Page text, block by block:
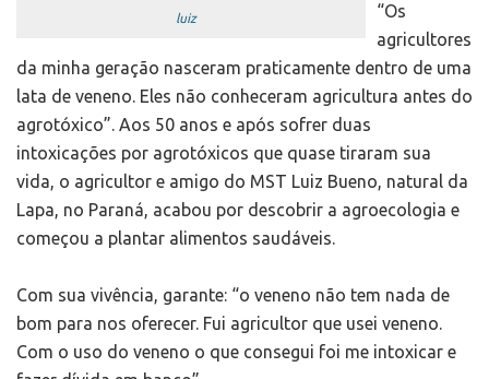
luiz
“Os
agricultores
da minha geração nasceram praticamente dentro de uma
lata de veneno. Eles não conheceram agricultura antes do
agrotóxico”. Aos 50 anos e após sofrer duas
intoxicações por agrotóxicos que quase tiraram sua
vida, o agricultor e amigo do MST Luiz Bueno, natural da
Lapa, no Paraná, acabou por descobrir a agroecologia e
começou a plantar alimentos saudáveis.
Com sua vivência, garante: “o veneno não tem nada de
bom para nos oferecer. Fui agricultor que usei veneno.
Com o uso do veneno o que consegui foi me intoxicar e